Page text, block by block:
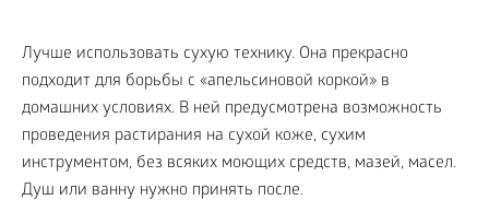
Лучше использовать сухую технику. Она прекрасно
подходит для борьбы с «апельсиновой коркой» в
домашних условиях. В ней предусмотрена возможность
проведения растирания на сухой коже, сухим
инструментом, без всяких моющих средств, мазей, масел.
Душ или ванну нужно принять после.